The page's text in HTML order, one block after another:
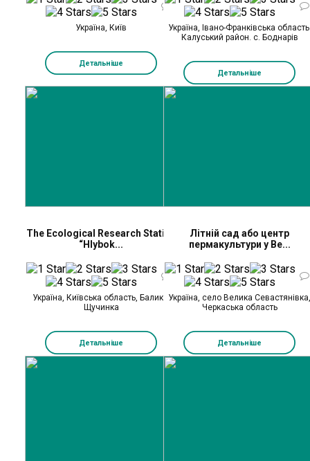
0
Україна, Київ
Детальніше
Україна, Івано-Франківська
Калуський район. с. Боднарів
Детальніше
The Ecological Research Station
“Hlybok...
0
Україна, Київська область, Балико-
Щучинка
Детальніше
Літній сад або центр
пермакультури у Ве...
Україна, село Велика Севастянівка,
Черкаська область
Детальніше